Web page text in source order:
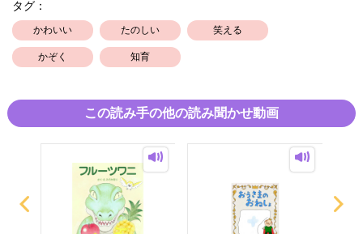
タグ：
かわいい たのしい 笑える
かぞく 知育
この読み手の他の読み聞かせ動画